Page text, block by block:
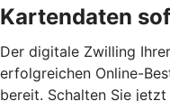
Kartendaten
Der digitale Zwilling
erfolgreichen Online-
bereit. Schalten Sie